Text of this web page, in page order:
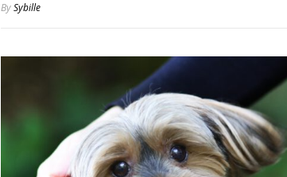
BySybille